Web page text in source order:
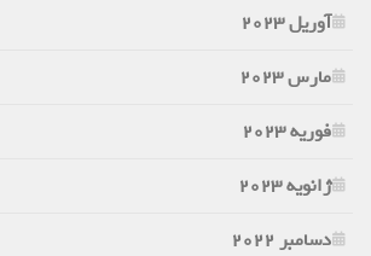
آوریل 2023
مارس 2023
فوریه 2023
ژانویه 2023
دسامبر 2022